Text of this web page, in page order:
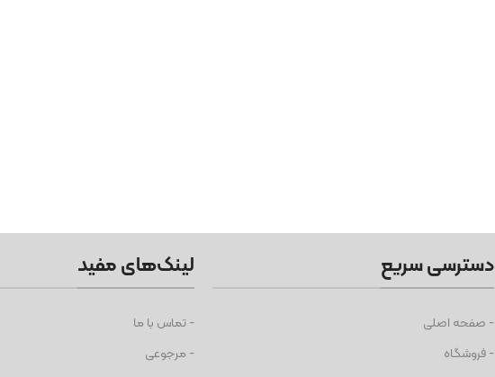
دسترسی سریع
- صفحه اصلی
- فروشگاه
لینک‌های مفید
- تماس با ما
- مرجوعی